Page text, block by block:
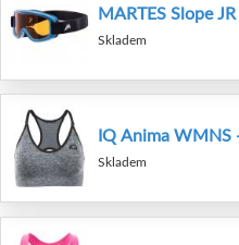
MARTES Slope
Skladem
IQ Anima WMNS
Skladem